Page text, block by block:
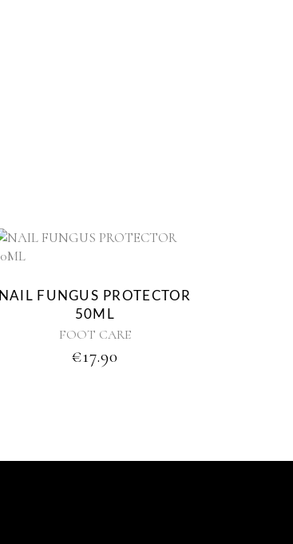
NAIL FUNGUS PROTECTOR
50ML
FOOT CARE
€17.90